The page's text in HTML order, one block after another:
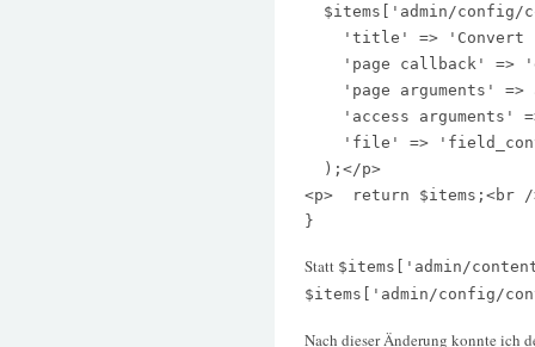
$items['admin/config/
'title' => 'Convert
'page callback' =>
'page arguments' =>
'access arguments'
'file' =>
  );</p>
<p>  return $items;<br /
}
Statt $items['admin/
$items['admin/config/
Nach dieser Änderung konnte ich